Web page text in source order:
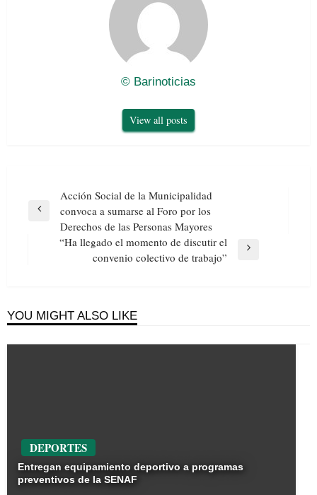
© Barinoticias
View all posts
Navegación
de
entradas
Previous
Acción Social de la Municipalidad
convoca a sumarse al Foro por los
Derechos de las Personas Mayores
“Ha llegado el momento de discutir el
convenio colectivo de trabajo”
YOU MIGHT ALSO LIKE
DEPORTES
Entregan equipamiento deportivo a programas
preventivos de la SENAF